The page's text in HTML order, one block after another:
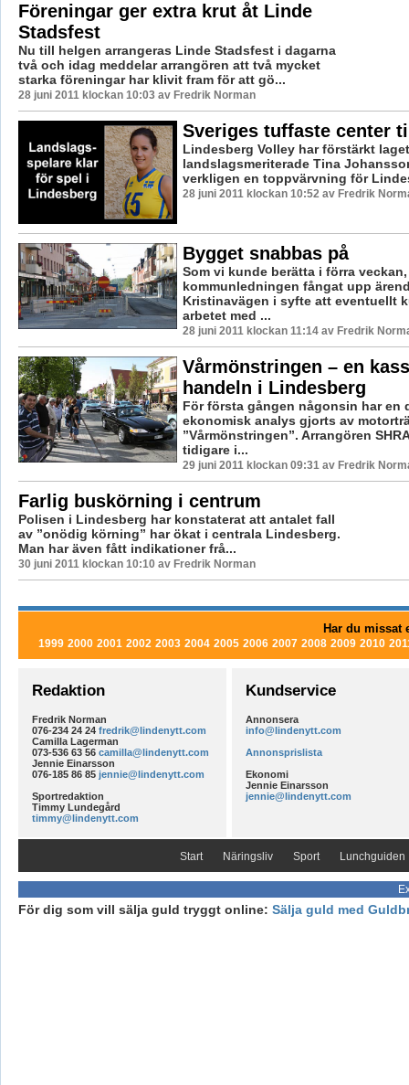
Föreningar ger extra krut åt Linde
Stadsfest
Nu till helgen arrangeras Linde Stadsfest i dagarna
två och idag meddelar arrangören att två mycket
starka föreningar har klivit fram för att gö...
28 juni 2011 klockan 10:03 av Fredrik Norman
Sveriges tuffaste center
Lindesberg Volley har förstärkt
landslagsmeriterade Tina
verkligen en toppvärvning för
28 juni 2011 klockan 10:52 av Fredrik
Bygget snabbas på
Som vi kunde berätta i förra
kommunledningen fångat upp
Kristinavägen i syfte att eventuellt
arbetet med ...
28 juni 2011 klockan 11:14 av Fredrik
Vårmönstringen – en
handeln i Lindesberg
För första gången någonsin har en
ekonomisk analys gjorts av
”Vårmönstringen”. Arrangören
tidigare i...
29 juni 2011 klockan 09:31 av Fredrik
Farlig buskörning i centrum
Polisen i Lindesberg har konstaterat att antalet fall
av ”onödig körning” har ökat i centrala Lindesberg.
Man har även fått indikationer frå...
30 juni 2011 klockan 10:10 av Fredrik Norman
Har du missat
1999 2000 2001 2002 2003 2004 2005 2006 2007 2008 2009 2010
Redaktion
Fredrik Norman
076-234 24 24 fredrik@lindenytt.com
Camilla Lagerman
073-536 63 56 camilla@lindenytt.com
Jennie Einarsson
076-185 86 85 jennie@lindenytt.com
Sportredaktion
Timmy Lundegård
timmy@lindenytt.com
Kundservice
Annonsera
info@lindenytt.com
Annonsprislista
Ekonomi
Jennie Einarsson
jennie@lindenytt.com
Start Näringsliv Sport Lunchguiden
För dig som vill sälja guld tryggt online: Sälja guld med